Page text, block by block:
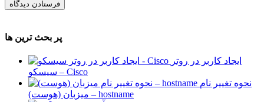
پر بحث ترین ها
ایجاد کاربر در روتر
سیسکو – Cisco
نحوه تغییر نام
میزبان (هوست) – hostname